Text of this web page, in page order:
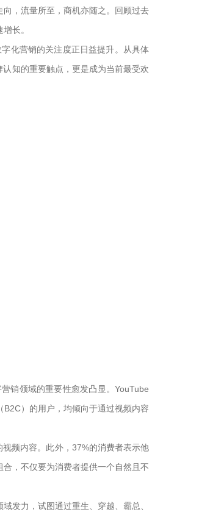
，流量所至，商机亦随之。回顾过去
长。
化营销的关注度正日益提升。从具体
知的重要触点，更是成为当前最受欢
销领域的重要性愈发凸显。YouTube
）的用户，均倾向于通过视频内容
频内容。此外，37%的消费者表示他
，不仅要为消费者提供一个自然且不
发力，试图通过重生、穿越、霸总、